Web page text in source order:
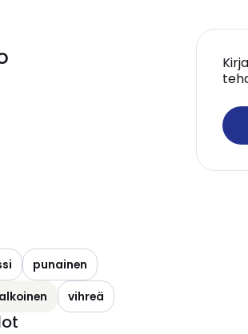
punainen
vihreä